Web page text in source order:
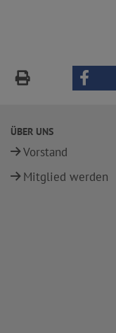
ÜBER UNS
Vorstand
Mitglied werden